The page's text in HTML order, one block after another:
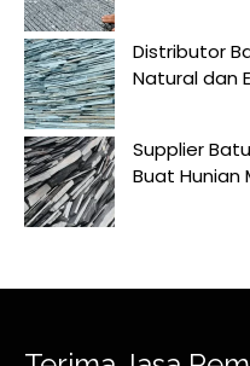
Distributor
Natural dan
Supplier
Buat Hunian